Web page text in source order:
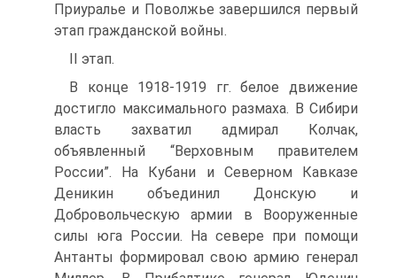
Приуралье и Поволжье завершился первый
этап гражданской войны.
II этап.
В конце 1918-1919 гг. белое движение
достигло максимального размаха. В Сибири
власть захватил адмирал Колчак,
объявленный “Верховным правителем
России”. На Кубани и Северном Кавказе
Деникин объединил Донскую и
Добровольческую армии в Вооруженные
силы юга России. На севере при помощи
Антанты формировал свою армию генерал